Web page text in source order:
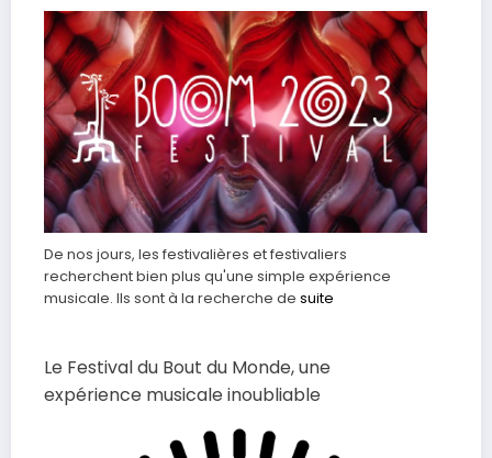
De nos jours, les festivalières et festivaliers
recherchent bien plus qu'une simple expérience
musicale. Ils sont à la recherche de suite
Le Festival du Bout du Monde, une
expérience musicale inoubliable